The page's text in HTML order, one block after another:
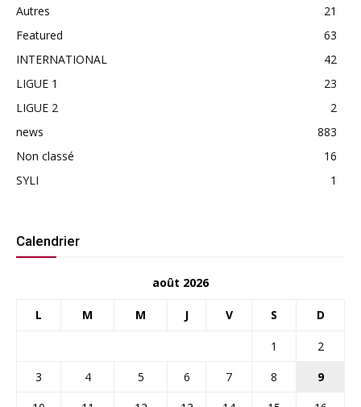
Autres
21
Featured
63
INTERNATIONAL
42
LIGUE 1
23
LIGUE 2
2
news
883
Non classé
16
SYLI
1
Calendrier
août 2026
L M M J V S D
1
2
3
4 5 6 7 8
9